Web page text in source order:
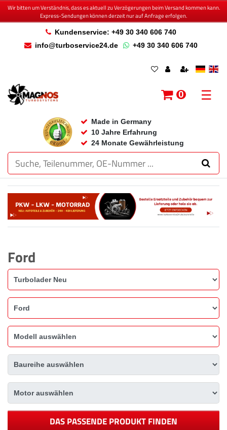
Wir bitten um Verständnis, dass es aktuell zu Verzögerungen beim Versand kommen kann.
Express-Sendungen können derzeit nur auf Anfrage erfolgen.
Kundenservice: +49 30 340 606 740
info@turboservice24.de
+49 30 340 606 740
Made in Germany
10 Jahre Erfahrung
24 Monate Gewährleistung
0 ☰
Ford
DAS PASSENDE PRODUKT FINDEN